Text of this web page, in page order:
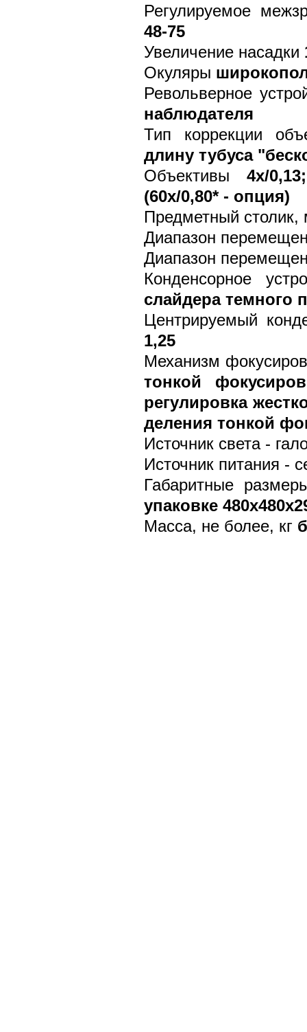
Регулируемое
48-75
Увеличение насадки
Окуляры
Револьверное
наблюдателя
Тип коррекции
длину тубуса
Объективы
4x/
(60x/0,80* - опция)
Предметный
Диапазон
Диапазон
Конденсорное
слайдера темного
Центрируемый
1,25
Механизм
тонкой
регулировка
деления тонкой
Источник света -
Источник питания -
Габаритные
упаковке
Масса, не более, кг